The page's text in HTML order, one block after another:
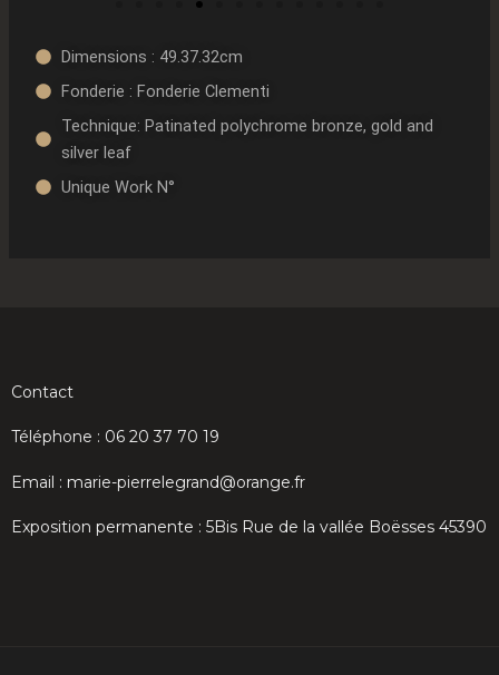
Dimensions : 49.37.32cm
Fonderie : Fonderie Clementi
Technique: Patinated polychrome bronze, gold and
silver leaf
Unique Work N°
Contact
Téléphone : 06 20 37 70 19
Email : marie-pierrelegrand@orange.fr
Exposition permanente : 5Bis Rue de la vallée Boësses 45390